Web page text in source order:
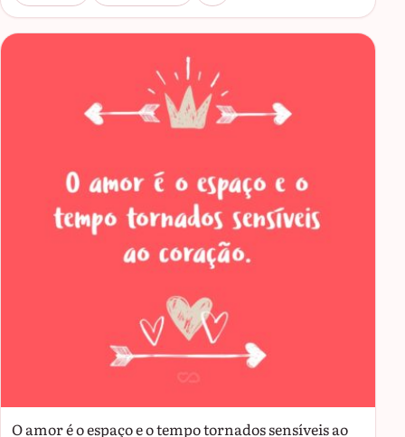
O amor é o espaço e o tempo tornados sensíveis ao